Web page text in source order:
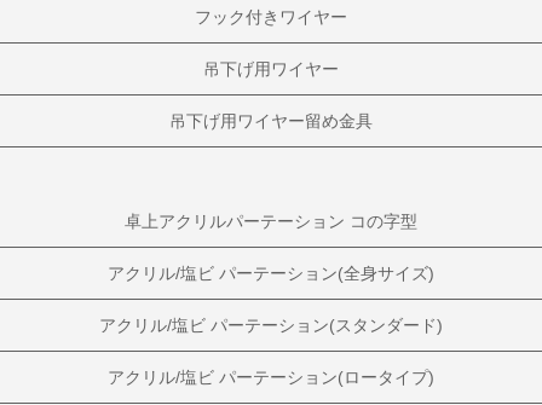
フック付きワイヤー
吊下げ用ワイヤー
吊下げ用ワイヤー留め金具
卓上アクリルパーテーション コの字型
アクリル/塩ビ パーテーション(全身サイズ)
アクリル/塩ビ パーテーション(スタンダード)
アクリル/塩ビ パーテーション(ロータイプ)